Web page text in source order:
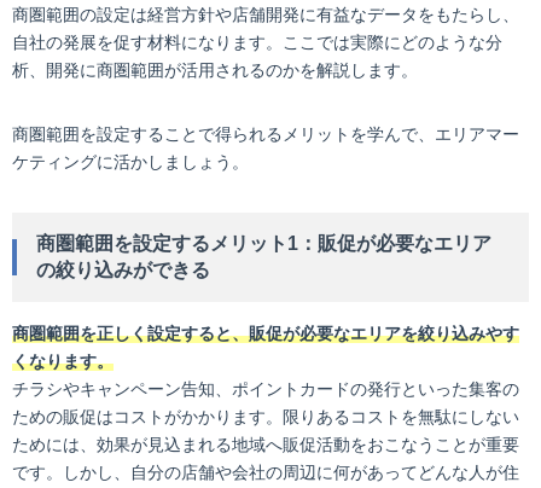
商圏範囲の設定は経営方針や店舗開発に有益なデータをもたらし、
自社の発展を促す材料になります。ここでは実際にどのような分
析、開発に商圏範囲が活用されるのかを解説します。
商圏範囲を設定することで得られるメリットを学んで、エリアマー
ケティングに活かしましょう。
商圏範囲を設定するメリット1：販促が必要なエリア
の絞り込みができる
商圏範囲を正しく設定すると、販促が必要なエリアを絞り込みやす
くなります。
チラシやキャンペーン告知、ポイントカードの発行といった集客の
ための販促はコストがかかります。限りあるコストを無駄にしない
ためには、効果が見込まれる地域へ販促活動をおこなうことが重要
です。しかし、自分の店舗や会社の周辺に何があってどんな人が住